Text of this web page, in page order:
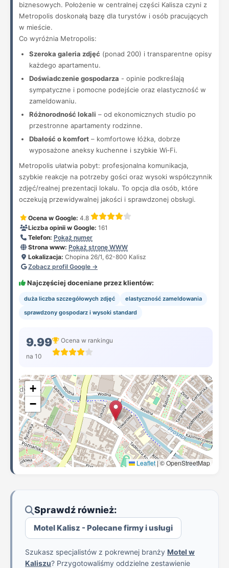
biznesowych. Położenie w centralnej części Kalisza czyni z
Metropolis doskonałą bazę dla turystów i osób pracujących
w mieście.
Co wyróżnia Metropolis:
Szeroka galeria zdjęć (ponad 200) i transparentne opisy
każdego apartamentu.
Doświadczenie gospodarza - opinie podkreślają
sympatyczne i pomocne podejście oraz elastyczność w
zameldowaniu.
Różnorodność lokali – od ekonomicznych studio po
przestronne apartamenty rodzinne.
Dbałość o komfort – komfortowe łóżka, dobrze
wyposażone aneksy kuchenne i szybkie Wi‑Fi.
Metropolis ułatwia pobyt: profesjonalna komunikacja,
szybkie reakcje na potrzeby gości oraz wysoki współczynnik
zdjęć/realnej prezentacji lokalu. To opcja dla osób, które
oczekują przewidywalnej jakości i sprawdzonej obsługi.
Ocena w Google: 4.8
Liczba opinii w Google: 161
Telefon: Pokaż numer
Strona www: Pokaż stronę WWW
Lokalizacja: Chopina 26/1, 62-800 Kalisz
Zobacz profil Google →
Najczęściej doceniane przez klientów:
duża liczba szczegółowych zdjęć
elastyczność zameldowania
sprawdzony gospodarz i wysoki standard
9.99
na 10
Ocena w rankingu
+
−
Leaflet |© OpenStreetMap
Sprawdź również:
Motel Kalisz - Polecane firmy i usługi
Szukasz specjalistów z pokrewnej branży Motel w
Kaliszu? Przygotowaliśmy oddzielne zestawienie